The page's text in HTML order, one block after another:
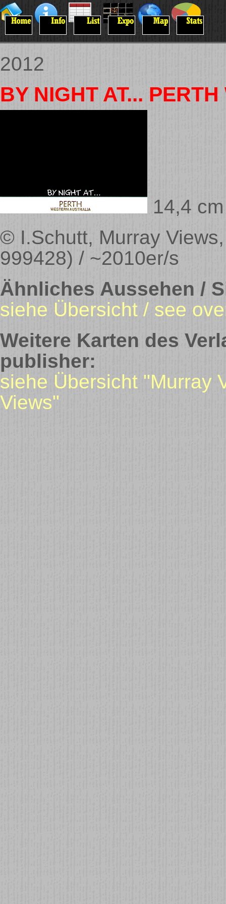
2012
BY NIGHT AT...
14,4
© I.Schutt, Murray
999428) / ~2010er/s
Ähnliches Aussehen /
siehe Übersicht / see
Weitere Karten des
publisher:
siehe Übersicht "Murray
Views"